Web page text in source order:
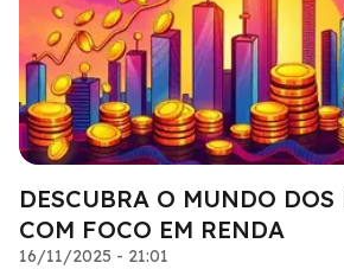
DESCUBRA O MUNDO
COM FOCO EM RENDA
16/11/2025 - 21:01